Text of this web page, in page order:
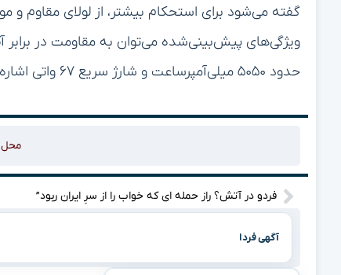
گفته می‌شود برای استحکام بیشتر، از لولای مقاوم و
حدود ۵۰۵۰ میلی‌آمپرساعت و شارژ سریع ۶۷ واتی اشاره کرد.
محل
فردو در آتش؟ راز حمله ای که خواب را از سرِ ایران ربود”
آگهی فردا